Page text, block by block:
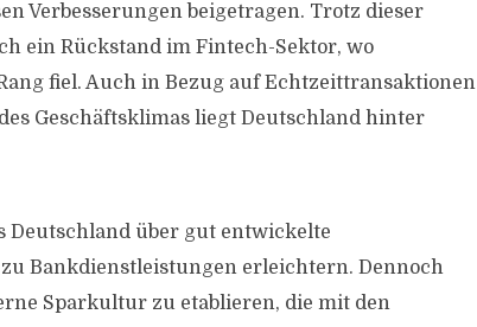
Verbesserungen beigetragen. Trotz dieser
ein Rückstand im Fintech-Sektor, wo
fiel. Auch in Bezug auf Echtzeittransaktionen
Geschäftsklimas liegt Deutschland hinter
Deutschland über gut entwickelte
Bankdienstleistungen erleichtern. Dennoch
Sparkultur zu etablieren, die mit den